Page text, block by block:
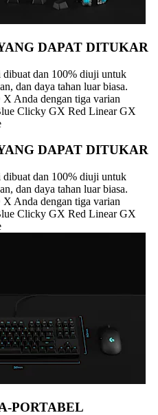
DAPAT DITUKAR
dan 100% diuji untuk
dan daya tahan luar biasa.
X Anda dengan tiga varian
Clicky GX Red Linear GX
DAPAT DITUKAR
dan 100% diuji untuk
dan daya tahan luar biasa.
X Anda dengan tiga varian
Clicky GX Red Linear GX
PORTABEL